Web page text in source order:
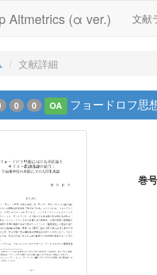
Altmetrics (α ver.) 文献
文献詳細
0 0 OA フョードロフ思
巻